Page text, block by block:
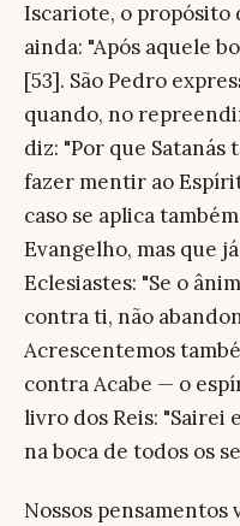
Iscariote, o propósito
ainda: "Após aquele
[53]. São Pedro
quando, no
diz: "Por que
fazer mentir ao
caso se aplica
Evangelho, mas que
Eclesiastes: "Se o
contra ti, não
Acrescentemos
contra Acabe — o
livro dos Reis:
na boca de todos os
Nossos pensamentos